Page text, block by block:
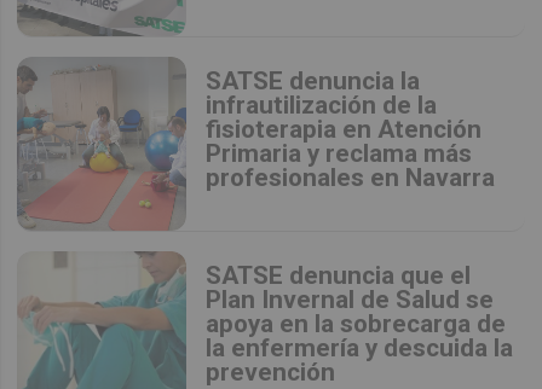
SATSE denuncia la
infrautilización de la
fisioterapia en Atención
Primaria y reclama más
profesionales en Navarra
SATSE denuncia que el
Plan Invernal de Salud se
apoya en la sobrecarga de
la enfermería y descuida la
prevención